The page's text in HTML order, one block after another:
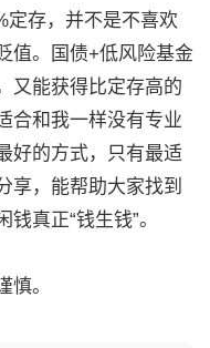
定存，并不是不喜欢
值。国债+低风险基金
又能获得比定存高的
合和我一样没有专业
好的方式，只有最适
享，能帮助大家找到
真正“钱生钱”。
。